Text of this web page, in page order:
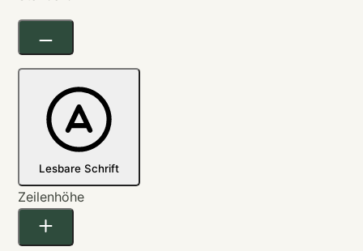
Lesbare Schrift
Zeilenhöhe